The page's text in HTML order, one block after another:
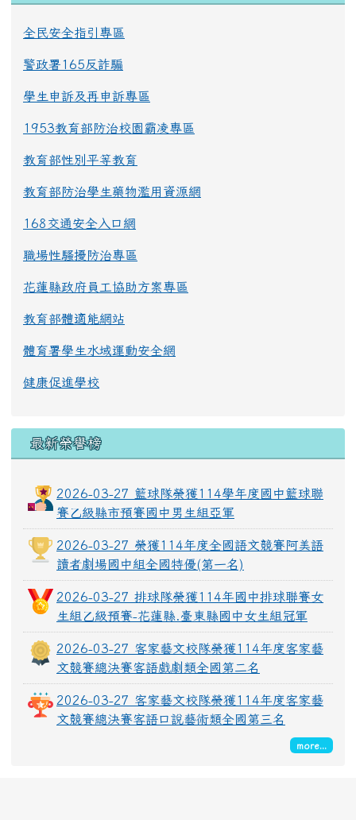
全民安全指引專區
警政署165反詐騙
學生申訴及再申訴專區
1953教育部防治校園霸凌專區
教育部性別平等教育
教育部防治學生藥物濫用資源網
168交通安全入口網
職場性騷擾防治專區
花蓮縣政府員工協助方案專區
教育部體適能網站
體育署學生水域運動安全網
健康促進學校
最新榮譽榜
2026-03-27 籃球隊榮獲114學年度國中籃球聯
賽乙級縣市預賽國中男生組亞軍
2026-03-27 榮獲114年度全國語文競賽阿美語
讀者劇場國中組全國特優(第一名)
2026-03-27 排球隊榮獲114年國中排球聯賽女
生組乙級預賽-花蓮縣.臺東縣國中女生組冠軍
2026-03-27 客家藝文校隊榮獲114年度客家藝
文競賽總決賽客語戲劇類全國第二名
2026-03-27 客家藝文校隊榮獲114年度客家藝
文競賽總決賽客語口說藝術類全國第三名
more...